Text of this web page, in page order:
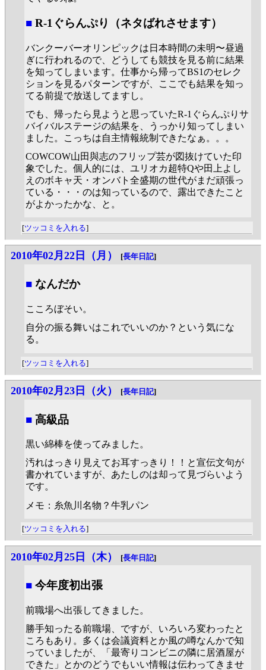
■ R-1ぐらんぷり（ネタばれさせます）
バンクーバーオリンピックは日本時間の未明〜昼過
ぎに行われるので、どうしても競技を見る前に結果
を知ってしまいます。仕事から帰ってBS1のセレク
ションを見るパターンですが、ここでも結果を知っ
てる前提で放送してますし。
でも、帰ったら見ようと思っていたR-1ぐらんぷりサ
バイバルステージの結果を、うっかり知ってしまい
ました。こっちは自主情報統制できたなぁ。。。
COWCOW山田與志のフリップ芸が図抜けていた印
象でした。個人的には、ユリオカ超特Qや田上よし
えのボキャ天・オンバト全盛期の世代がまだ頑張っ
ている・・・のは知っているので、露出できたこと
がよかったかな、と。
[ツッコミを入れる]
2010年02月22日（月） [長年日記]
■ なんだか
こころぼそい。
自分の振る舞いはこれでいいのか？という気にな
る。
[ツッコミを入れる]
2010年02月23日（火） [長年日記]
■ 高級品
黒い綿棒を使ってみました。
汚れはっきり見えてお耳すっきり！！と宣伝文句が
書かれていますが、あたしのは却って見づらいよう
です。
メモ：糸魚川名物？牛乳パン
[ツッコミを入れる]
2010年02月25日（木） [長年日記]
■ 今年度初出張
前職場へ出張してきました。
勝手知ったる前職場、ですが、いろいろ変わったと
ころもあり。多くは会議資料とか風の噂なんかで知
っていましたが、「最寄りコンビニの隣に居酒屋が
できた」とかのどうでもいい情報は伝わってきませ